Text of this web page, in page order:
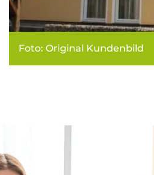
Foto: Original Kundenbild